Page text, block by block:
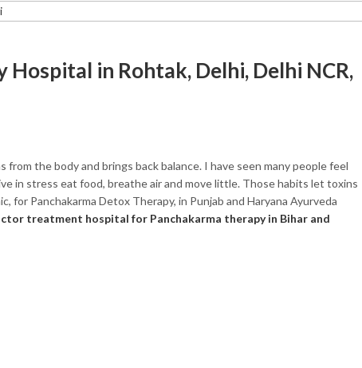
in Rohtak, Delhi, Delhi NCR,
the body and brings back balance. I have seen many people feel
in stress eat food, breathe air and move little. Those habits let toxins
for Panchakarma Detox Therapy, in Punjab and Haryana Ayurveda
treatment hospital for Panchakarma therapy in Bihar and